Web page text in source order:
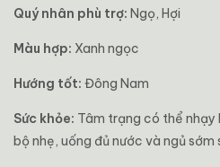
Quý nhân phù trợ: Ngọ, Hợi
Màu hợp: Xanh ngọc
Hướng tốt: Đông Nam
Sức khỏe: Tâm trạng có thể nhạy
bộ nhẹ, uống đủ nước và ngủ